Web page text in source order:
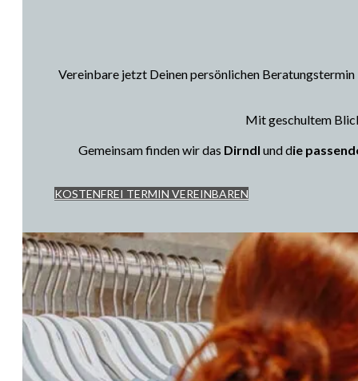
Vereinbare jetzt Deinen persönlichen Beratungstermin
Mit geschultem
Gemeinsam finden wir das Dirndl und die
KOSTENFREI TERMIN VEREINBAREN